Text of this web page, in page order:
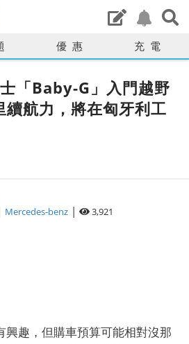
優惠 充電
「Baby-G」入門越野
航力，將在匈牙利工
Mercedes-benz | 3,921
興趣，但購車預算可能相對沒那